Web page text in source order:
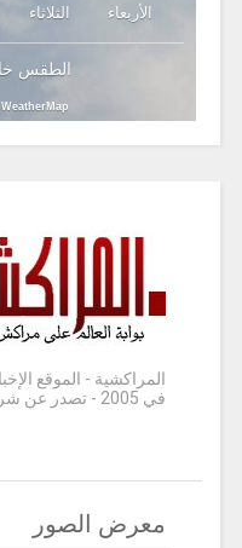
الثلاثاء الأربعاء
الطقس
المراكشية - الموقع
في 2005 - تصدر عن شركة IMAR MED-SARL
معرض الصور